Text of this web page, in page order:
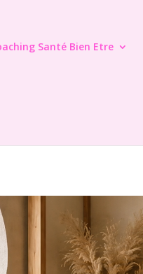
Santé Bien Etre